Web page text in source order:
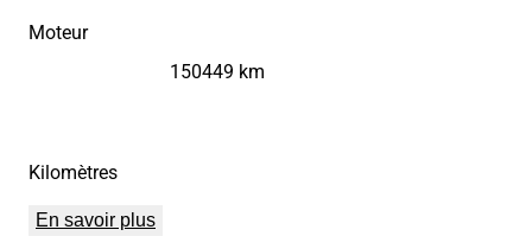
Moteur
Kilomètres
150449 km
En savoir plus